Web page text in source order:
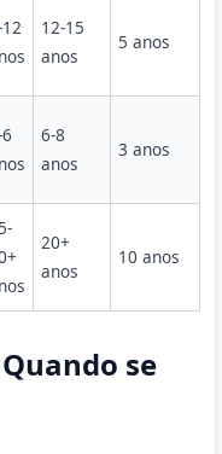
12-15
anos
5 anos
6-8
anos
3 anos
20+
anos
10 anos
se